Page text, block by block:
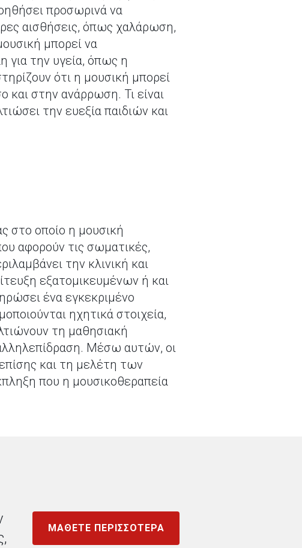
προσωρινά να
αισθήσεις, όπως χαλάρωση,
μπορεί να
για την υγεία, όπως η
ότι η μουσική μπορεί
και στην ανάρρωση. Τι είναι
την ευεξία παιδιών και
στο οποίο η μουσική
αφορούν τις σωματικές,
την κλινική και
εξατομικευμένων ή και
ένα εγκεκριμένο
ηχητικά στοιχεία,
τη μαθησιακή
Μέσω αυτών, οι
και τη μελέτη των
που η μουσικοθεραπεία
ΜΑΘΕΤΕ ΠΕΡΙΣΣΟΤΕΡΑ